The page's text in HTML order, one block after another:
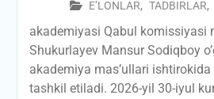
E’LONLAR, TADBIRLAR,
akademiyasi Qabul komissiyasi
Shukurlayev Mansur Sodiqboy
akademiya mas’ullari ishtirokida
tashkil etiladi. 2026-yil 30-iyul